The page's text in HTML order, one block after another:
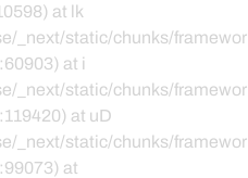
at lk
_next/static/chunks/
at i
_next/static/chunks/
at uD
_next/static/chunks/
at